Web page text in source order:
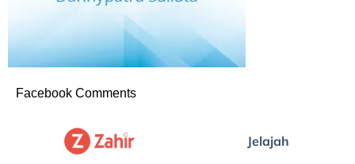
Facebook Comments
Jelajah